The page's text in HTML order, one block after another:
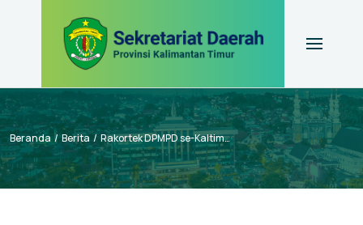
Beranda Berita Rakortek DPMPD se-Kaltim, Sekda Sri Tekankan Sinergi Turunkan Kemiskinan